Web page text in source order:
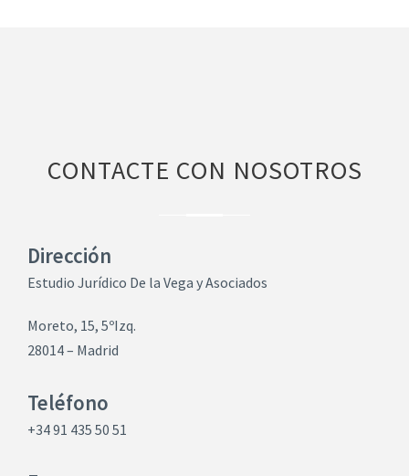
CONTACTE CON NOSOTROS
Dirección
Estudio Jurídico De la Vega y Asociados
Moreto, 15, 5ºIzq.
28014 – Madrid
Teléfono
+34 91 435 50 51